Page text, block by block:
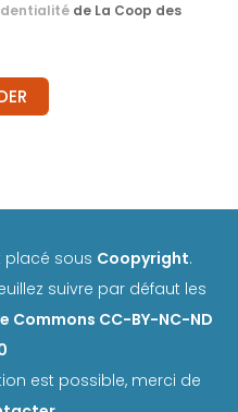
de La Coop des
placé sous Coopyright.
suivre par défaut les
Commons CC-BY-NC-ND
est possible, merci de